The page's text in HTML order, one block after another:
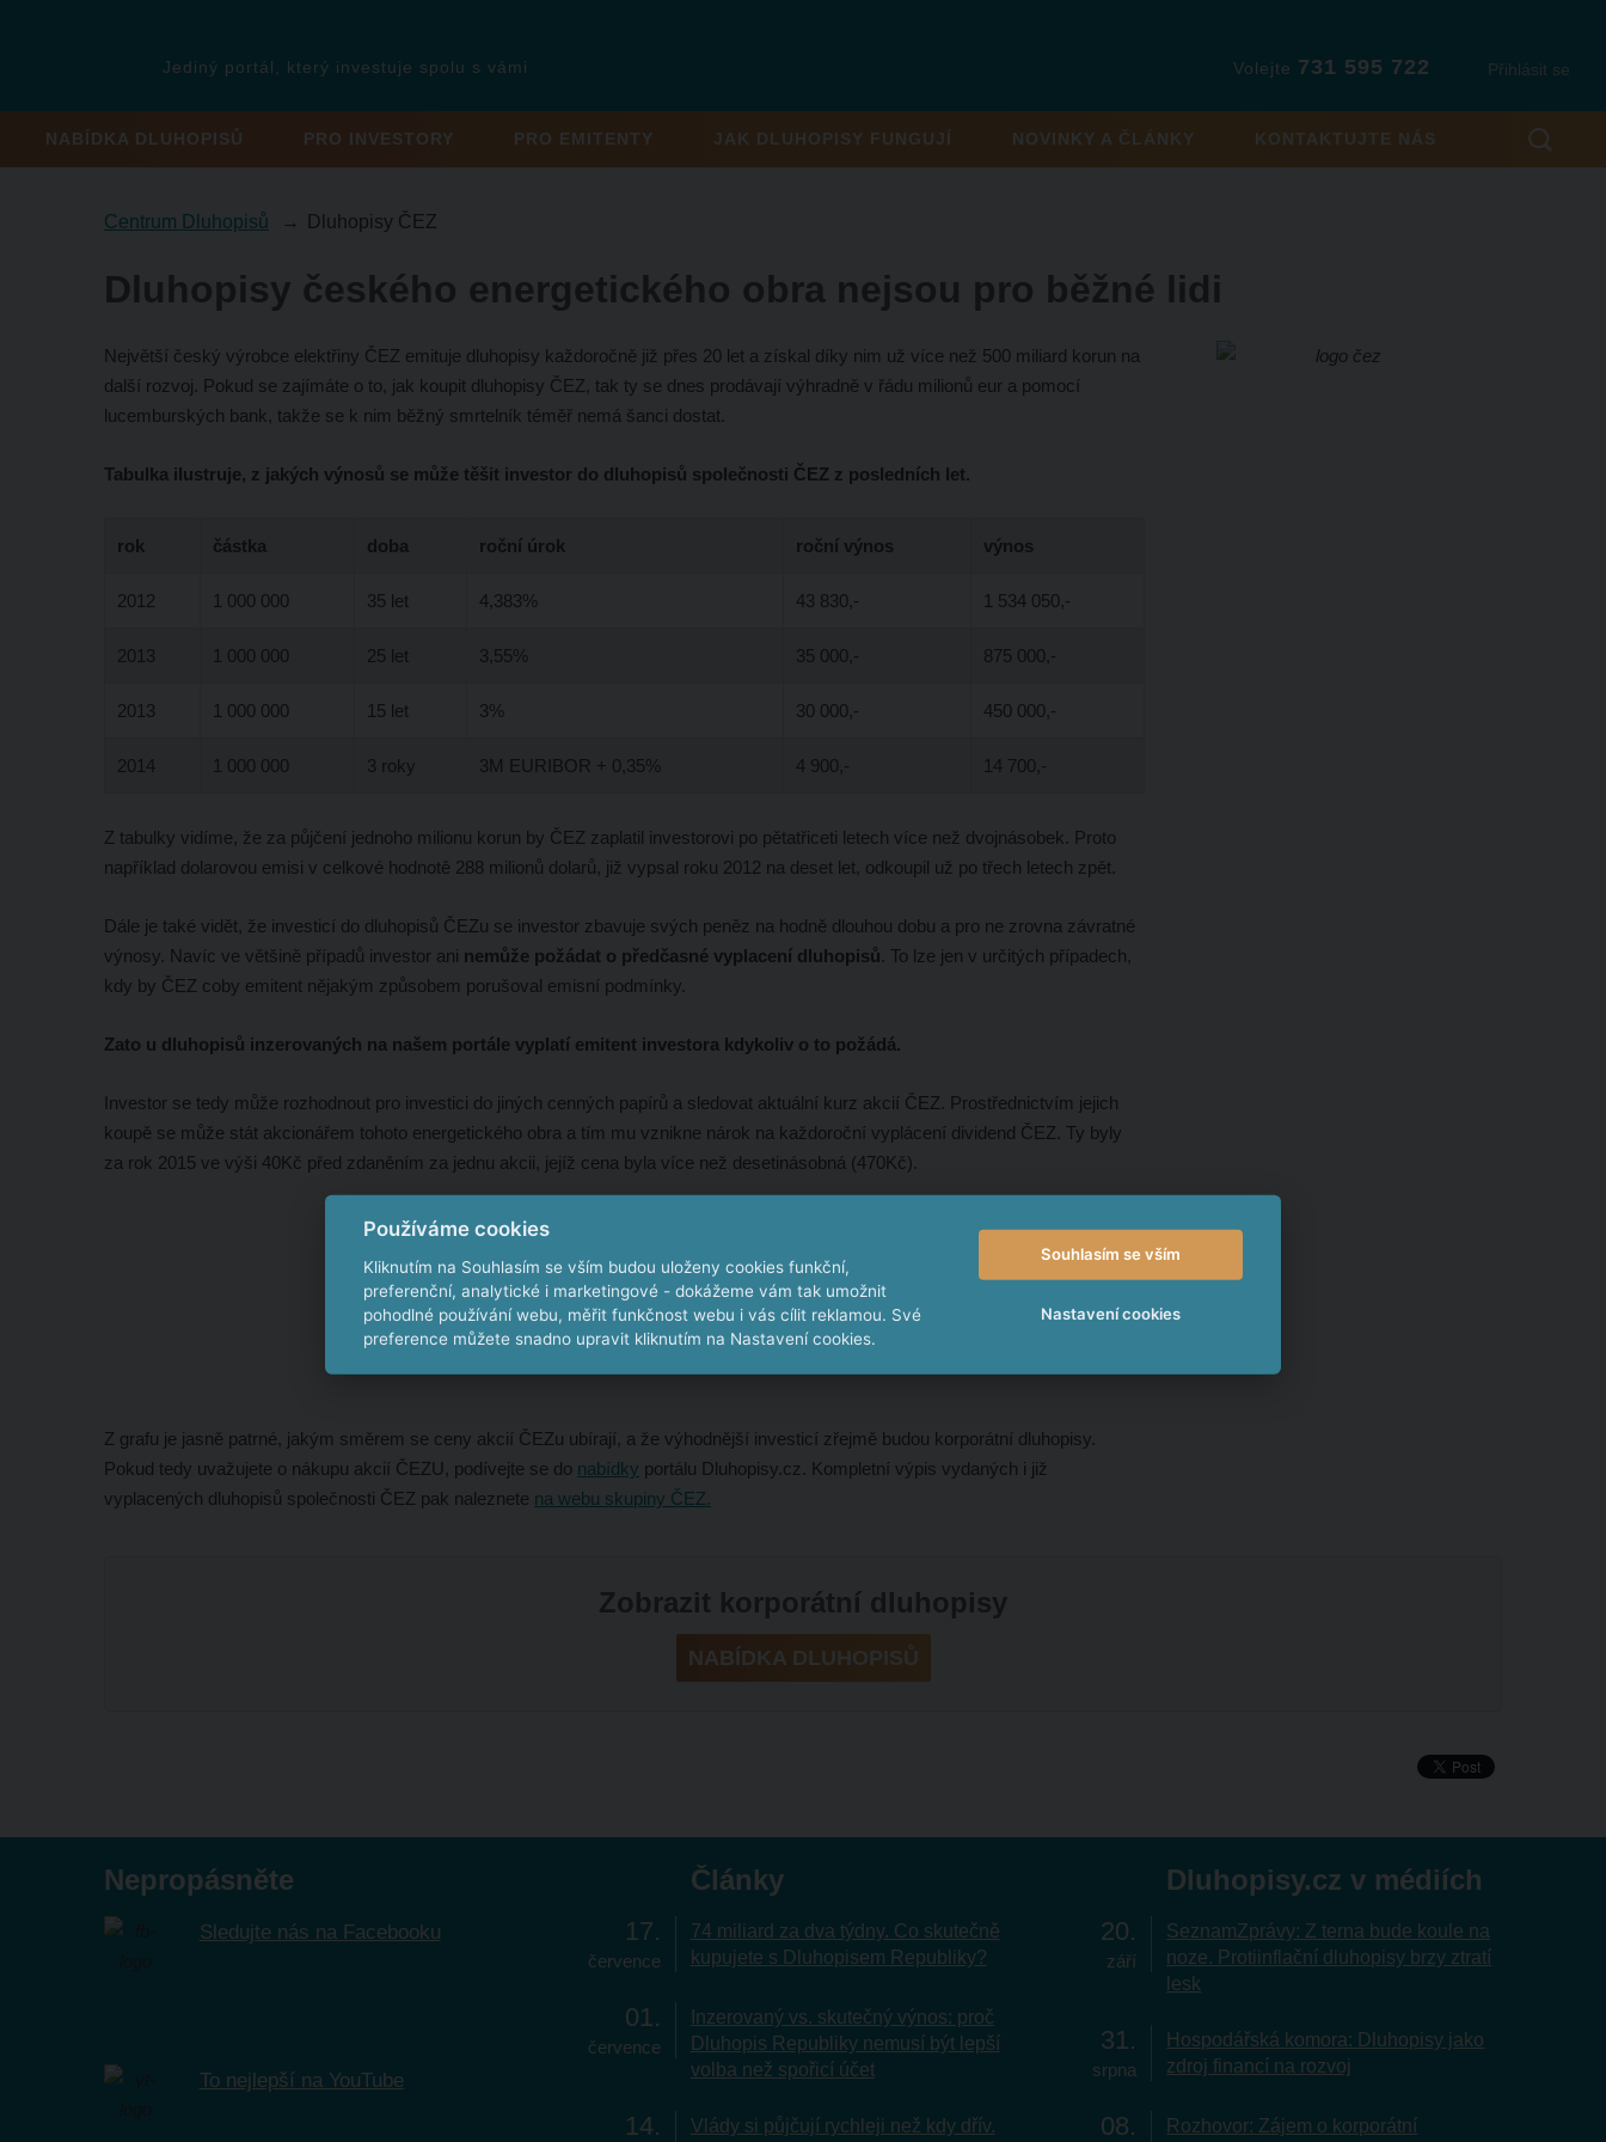
Jediný portál, který investuje spolu s vámi Přihlásit se
Volejte 731 595 722
NABÍDKA DLUHOPISŮ PRO INVESTORY PRO EMITENTY JAK DLUHOPISY FUNGUJÍ NOVINKY A ČLÁNKY KONTAKTUJTE NÁS
Centrum Dluhopisů Dluhopisy ČEZ
Dluhopisy českého energetického obra nejsou pro běžné lidi
Největší český výrobce elektřiny ČEZ emituje dluhopisy každoročně již přes 20 let a získal díky nim už více než 500 miliard korun na
další rozvoj. Pokud se zajímáte o to, jak koupit dluhopisy ČEZ, tak ty se dnes prodávají výhradně v řádu milionů eur a pomocí
lucemburských bank, takže se k nim běžný smrtelník téměř nemá šanci dostat.
Tabulka ilustruje, z jakých výnosů se může těšit investor do dluhopisů společnosti ČEZ z posledních let.
rok částka doba roční úrok roční výnos výnos
2012 1 000 000 35 let 4,383% 43 830,- 1 534 050,-
2013 1 000 000 25 let 3,55% 35 000,- 875 000,-
2013 1 000 000 15 let 3% 30 000,- 450 000,-
2014 1 000 000 3 roky 3M EURIBOR + 0,35% 4 900,- 14 700,-
Z tabulky vidíme, že za půjčení jednoho milionu korun by ČEZ zaplatil investorovi po pětatřiceti letech více než dvojnásobek. Proto
například dolarovou emisi v celkové hodnotě 288 milionů dolarů, již vypsal roku 2012 na deset let, odkoupil už po třech letech zpět.
Dále je také vidět, že investicí do dluhopisů ČEZu se investor zbavuje svých peněz na hodně dlouhou dobu a pro ne zrovna závratné
výnosy. Navíc ve většině případů investor ani nemůže požádat o předčasné vyplacení dluhopisů. To lze jen v určitých případech,
kdy by ČEZ coby emitent nějakým způsobem porušoval emisní podmínky.
Zato u dluhopisů inzerovaných na našem portále vyplatí emitent investora kdykoliv o to požádá.
Investor se tedy může rozhodnout pro investici do jiných cenných papírů a sledovat aktuální kurz akcií ČEZ. Prostřednictvím jejich
koupě se může stát akcionářem tohoto energetického obra a tím mu vznikne nárok na každoroční vyplácení dividend ČEZ. Ty byly
za rok 2015 ve výši 40Kč před zdaněním za jednu akcii, jejíž cena byla více než desetinásobná (470Kč).
Vývoj ceny akcií společnosti ČEZ
Z grafu je jasně patrné, jakým směrem se ceny akcií ČEZu ubírají, a že výhodnější investicí zřejmě budou korporátní dluhopisy.
Pokud tedy uvažujete o nákupu akcií ČEZU, podívejte se do nabídky portálu Dluhopisy.cz. Kompletní výpis vydaných i již
vyplacených dluhopisů společnosti ČEZ pak naleznete na webu skupiny ČEZ.
Zobrazit korporátní dluhopisy
NABÍDKA DLUHOPISŮ
Nepropásněte
Sledujte nás na Facebooku
To nejlepší na YouTube
Články
17
července
74 miliard za dva týdny. Co skutečně
kupujete s Dluhopisem Republiky?
01
července
Inzerovaný vs. skutečný výnos: proč
Dluhopis Republiky nemusí být lepší
volba než spořicí účet
14 Vlády si půjčují rychleji než kdy dřív.
Dluhopisy.cz v médiích
20
září
SeznamZprávy: Z terna bude koule na
noze. Protiinflační dluhopisy brzy ztratí
lesk
31
srpna
Hospodářská komora: Dluhopisy jako
zdroj financí na rozvoj
08 Rozhovor: Zájem o korporátní
Používáme cookies
Kliknutím na Souhlasím se vším budou uloženy cookies funkční,
preferenční, analytické i marketingové - dokážeme vám tak umožnit
pohodlné používání webu, měřit funkčnost webu i vás cílit reklamou. Své
preference můžete snadno upravit kliknutím na Nastavení cookies.
Souhlasím se vším
Nastavení cookies